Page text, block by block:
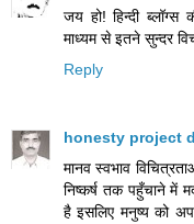
जय हो! हिन्दी
माध्यम से इतने सुन्दर
Reply
honesty project
मानव स्वभाव
निष्कर्ष तक पहुँचाने में
है इसलिए मनुष्य को